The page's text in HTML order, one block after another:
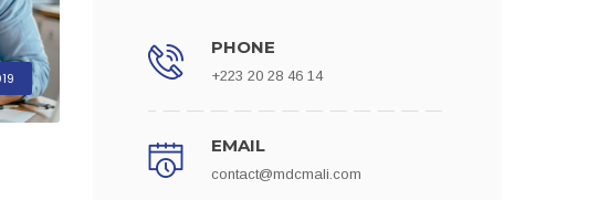
PHONE
+223 20 28 46 14
EMAIL
contact@mdcmali.com